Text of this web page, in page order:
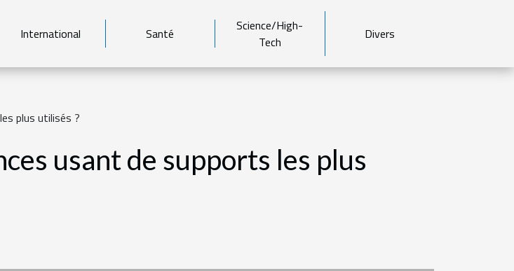
International Santé
Science/High-
Tech
Divers
plus utilisés ?
usant de supports les plus